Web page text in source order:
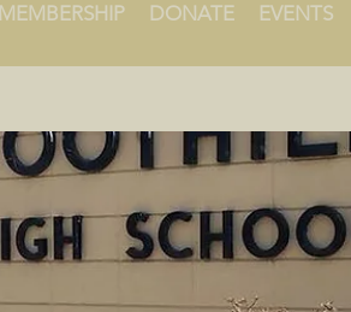
MEMBERSHIP DONATE EVENTS